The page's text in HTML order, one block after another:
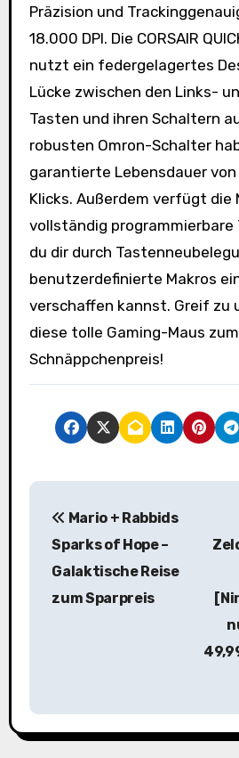
Präzision und
18.000 DPI. Die CORSAIR
nutzt ein federgelagertes
Lücke zwischen den Links-
Tasten und ihren Schaltern
robusten Omron-Schalter
garantierte Lebensdauer von
Klicks. Außerdem verfügt die
vollständig programmierbare
du dir durch
benutzerdefinierte Makros
verschaffen kannst. Greif zu
diese tolle Gaming-Maus zum
Schnäppchenpreis!
B
g
Mario + Rabbids
Sparks of Hope –
Galaktische Reise
zum Sparpreis